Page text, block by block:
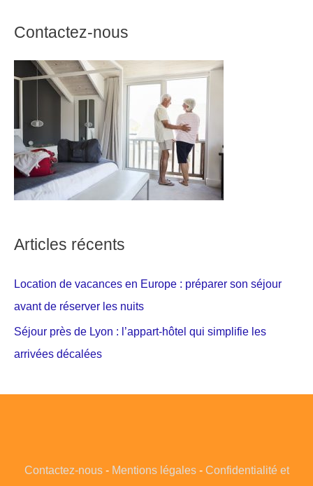
Contactez-nous
Articles récents
Location de vacances en Europe : préparer son séjour
avant de réserver les nuits
Séjour près de Lyon : l’appart-hôtel qui simplifie les
arrivées décalées
Contactez-nous- Mentions légales- Confidentialité et